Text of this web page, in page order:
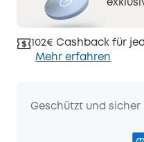
102€ Cashback für
Mehr erfahren
Geschützt und sicher